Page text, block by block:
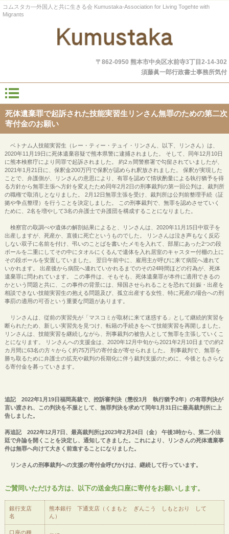
コムスタカ―外国人と共に生きる会 Kumustaka-Association for Living Togehte with
Migrants
〒862-0950 熊本市中央区水前寺3丁目2-14-302
須藤眞一郎行政書士事務所気付
死体遺棄罪で起訴された技能実習生リンさん無罪のための第二次
寄付金のお願い
ベトナム人技能実習生（レー・ティー・テュイ・リンさん、以下、リンさん）は、
2020年11月19日に死体遺棄容疑で熊本県警に逮捕されました。 そして、同年12月10日
に熊本検察庁により同罪で起訴されました。 約2ヵ間警察署で勾留されていましたが、
2021年1月21日に、保釈金200万円で保釈が認められ釈放されました。 保釈が実現した
ことで、弁護側が、リンさんの意思により、有罪を認めて情状酌量による執行猶予を得
る方針から無罪主張へ方針を変えたため同年2月2日の刑事裁判の第一回公判は、裁判所
の職権で取消しとなりました。 2月12日無罪主張を受け、裁判所は公判前整理手続（証
拠や争点整理）を行うことを決定しました。 この刑事裁判で、無罪を認めさせていく
ために、2名を増やして3名の弁護士で弁護団を構成することになりました。
検察官の取調べや遺体の解剖結果によると、リンさんは、2020年11月15日中双子を
出産しますが、死産か、直後に死亡というものでした。 リンさんは泣き声もなく反応
しない双子に名前を付け、弔いのことばを書いたメモを入れて、部屋にあった2つの段
ボールを二重にしてその中にタオルにくるんで遺体を入れ居室のキャスター付棚の上に
その段ボールを安置していました。 翌日午前中に、雇用主が呼びに来て病院へ連れて
いかれます。 出産後から病院へ連れていかれるまでのその24時間ほどの行為が、死体
遺棄罪に問われています。 この事件は、そもそも、死体遺棄罪が本件に適用できるの
かという問題と共に、この事件の背景には、帰国させられることを恐れて妊娠・出産を
相談できない技能実習生の抱える問題及び、孤立出産する女性、特に死産の場合への刑
事罰の適用の可否という重要な問題があります。
リンさんは、従前の実習先が「マスコミが取材に来て迷惑する」として継続的実習を
断られたため、新しい実習先を見つけ、転籍の手続きをへて技能実習を再開しました。
リンさんは、技能実習を継続しながら、刑事裁判の被告人として無罪を主張していくこ
とになります。 リンさんへの支援金は、2020年12月中旬から2021年2月10日までの約2
カ月間に63名の方々からく約75万円の寄付金が寄せられました。 刑事裁判で、無罪を
勝ち取るために弁護士の拡充や裁判の長期化に伴う裁判支援のために、今後ともさらな
る寄付金を募っていきます。
追記 2022年1月19日福岡高裁で、控訴審判決（懲役3月 執行猶予2年）の有罪判決が
言い渡され、この判決を不服として、無罪判決を求めて同年1月31日に最高裁判所に上
告しました。
再追記 2022年12月7日、最高裁判所は2023年2月24日（金） 午後3時から、第二小法
廷で弁論を開くことを決定し、通知してきました。これにより、リンさんの死体遺棄事
件は無罪へ向けて大きく前進することになりました。
リンさんの刑事裁判への支援の寄付金呼びかけは、継続して行っています。
ご賛同いただける方は、以下の送金先口座に寄付をお願いします。
銀行支店
名
熊本銀行 下通支店（くまもと ぎんこう しもとおり して
ん）
口座の種